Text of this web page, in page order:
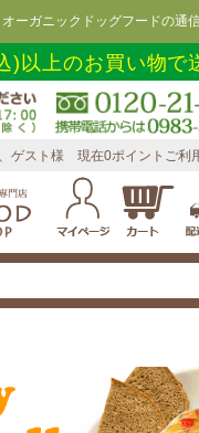
ーガニックドッグフードの通
)以上のお買い物で
ゲスト様 現在0ポイントご利